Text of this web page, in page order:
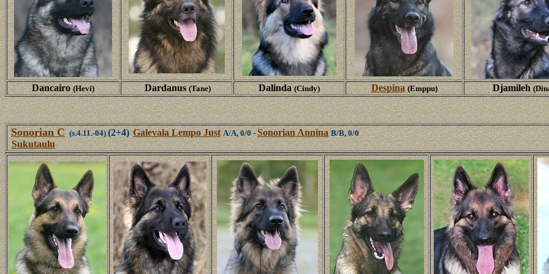
Dancairo(Hevi) Dardanus(Tane) Dalinda(Cindy) Despina (Emppu) Djamileh
Sonorian C (s.4.11.-04)(2+4) Galevala Lempo Just A/A, 0/0 -Sonorian Annina B/B, 0/0
Sukutaulu